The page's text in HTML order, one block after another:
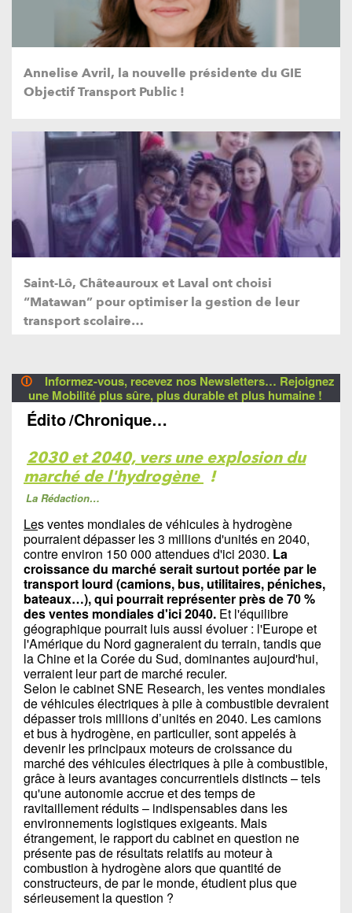
Annelise Avril, la nouvelle présidente du GIE
Objectif Transport Public !
Saint-Lô, Châteauroux et Laval ont choisi
“Matawan” pour optimiser la gestion de leur
transport scolaire…
🛈
Informez-vous, recevez nos Newsletters… Rejoignez
une Mobilité plus sûre, plus durable et plus humaine !
Édito/Chronique…
2030 et 2040, vers une explosion du
marché de l'hydrogène !
La Rédaction…
Les ventes mondiales de véhicules à hydrogène
pourraient dépasser les 3 millions d'unités en 2040,
contre environ 150 000 attendues d'ici 2030. La
croissance du marché serait surtout portée par le
transport lourd (camions, bus, utilitaires, péniches,
bateaux…), qui pourrait représenter près de 70 %
des ventes mondiales d'ici 2040. Et l'équilibre
géographique pourrait luis aussi évoluer : l'Europe et
l'Amérique du Nord gagneraient du terrain, tandis que
la Chine et la Corée du Sud, dominantes aujourd'hui,
verraient leur part de marché reculer.
Selon le cabinet SNE Research, les ventes mondiales
de véhicules électriques à pile à combustible devraient
dépasser trois millions d’unités en 2040. Les camions
et bus à hydrogène, en particulier, sont appelés à
devenir les principaux moteurs de croissance du
marché des véhicules électriques à pile à combustible,
grâce à leurs avantages concurrentiels distincts – tels
qu'une autonomie accrue et des temps de
ravitaillement réduits – indispensables dans les
environnements logistiques exigeants. Mais
étrangement, le rapport du cabinet en question ne
présente pas de résultats relatifs au moteur à
combustion à hydrogène alors que quantité de
constructeurs, de par le monde, étudient plus que
sérieusement la question ?